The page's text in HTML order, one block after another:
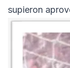
supieron